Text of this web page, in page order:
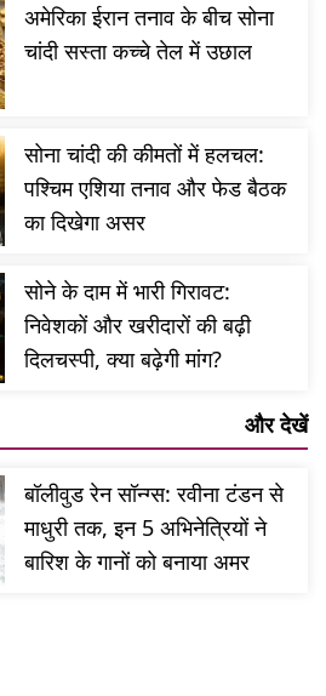
अमेरिका ईरान तनाव के बीच सोना
चांदी सस्ता कच्चे तेल में उछाल
सोना चांदी की कीमतों में हलचल:
पश्चिम एशिया तनाव और फेड बैठक
का दिखेगा असर
सोने के दाम में भारी गिरावट:
निवेशकों और खरीदारों की बढ़ी
दिलचस्पी, क्या बढ़ेगी मांग?
और देखें
बॉलीवुड रेन सॉन्ग्स: रवीना टंडन से
माधुरी तक, इन 5 अभिनेत्रियों ने
बारिश के गानों को बनाया अमर